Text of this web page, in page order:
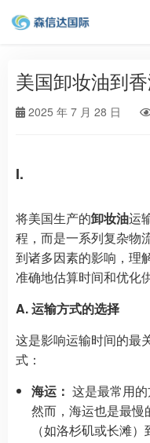
美国卸妆油到
2025 年 7 月 28 日
I.
将美国生产的卸妆油运
程，而是一系列复杂物
到诸多因素的影响，理
准确地估算时间和优化
A. 运输方式的选择
这是影响运输时间的最
式：
海运： 这是最常用的
然而，海运也是最慢
（如洛杉矶或长滩